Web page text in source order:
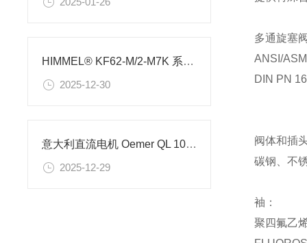
HIMMEL® KF62-M/2-M7K 系列平面电机技术解析
2025-12-30
意大利直流电机 Oemer QL 100 M 的参数详情
2025-12-29
多通旋塞
ANSI/
DIN PN
阀体和插
碳钢、不
袖：
聚四氟乙